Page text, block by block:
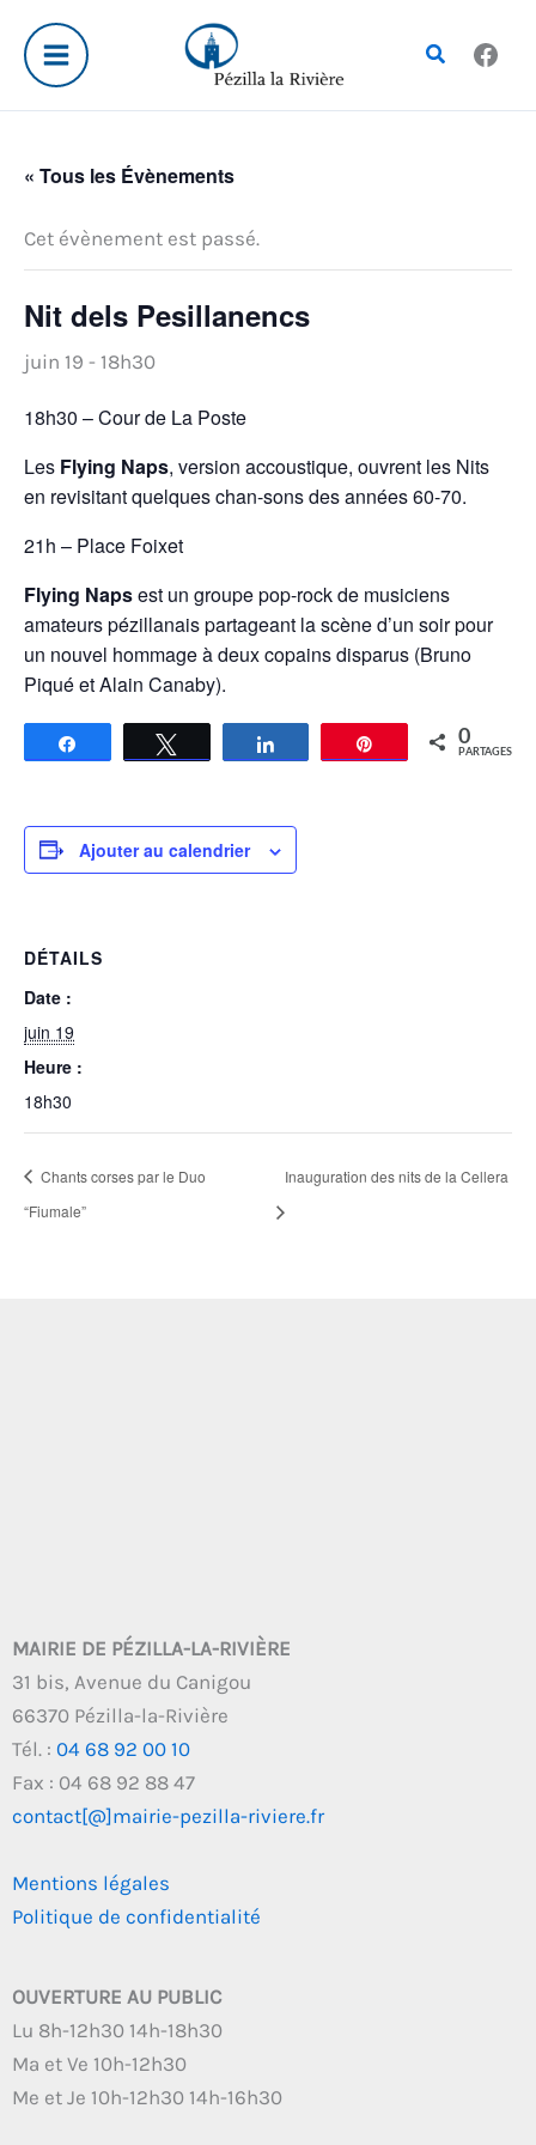
contenu
Rechercher
« Tous les Évènements
Cet évènement est passé.
Nit dels Pesillanencs
juin 19 - 18h30
18h30 – Cour de La Poste
Les Flying Naps, version accoustique, ouvrent les Nits
en revisitant quelques chan-sons des années 60-70.
21h – Place Foixet
Flying Napsest un groupe pop-rock de musiciens
amateurs pézillanais partageant la scène d’un soir pour
un nouvel hommage à deux copains disparus (Bruno
Piqué et Alain Canaby).
Épingle 0
PARTAGES
Ajouter au calendrier
DÉTAILS
Date :
juin 19
Heure :
18h30
Chants corses par le Duo
“Fiumale”
Inauguration des nits de la Cellera
MAIRIE DE PÉZILLA-LA-RIVIÈRE
31 bis, Avenue du Canigou
66370 Pézilla-la-Rivière
Tél. : 04 68 92 00 10
Fax : 04 68 92 88 47
contact[@]mairie-pezilla-riviere.fr
Mentions légales
Politique de confidentialité
OUVERTURE AU PUBLIC
Lu 8h-12h30 14h-18h30
Ma et Ve 10h-12h30
Me et Je 10h-12h30 14h-16h30